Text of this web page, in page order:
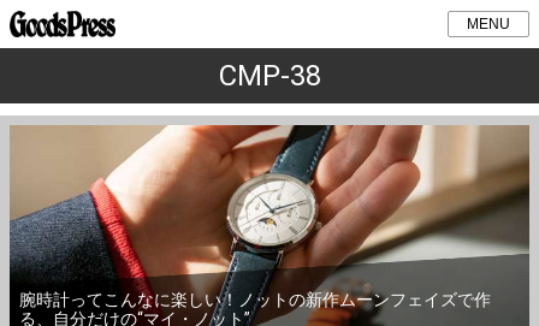
MENU
CMP-38
腕時計ってこんなに楽しい！ノットの新作ムーンフェイズで作
る、自分だけの“マイ・ノット”